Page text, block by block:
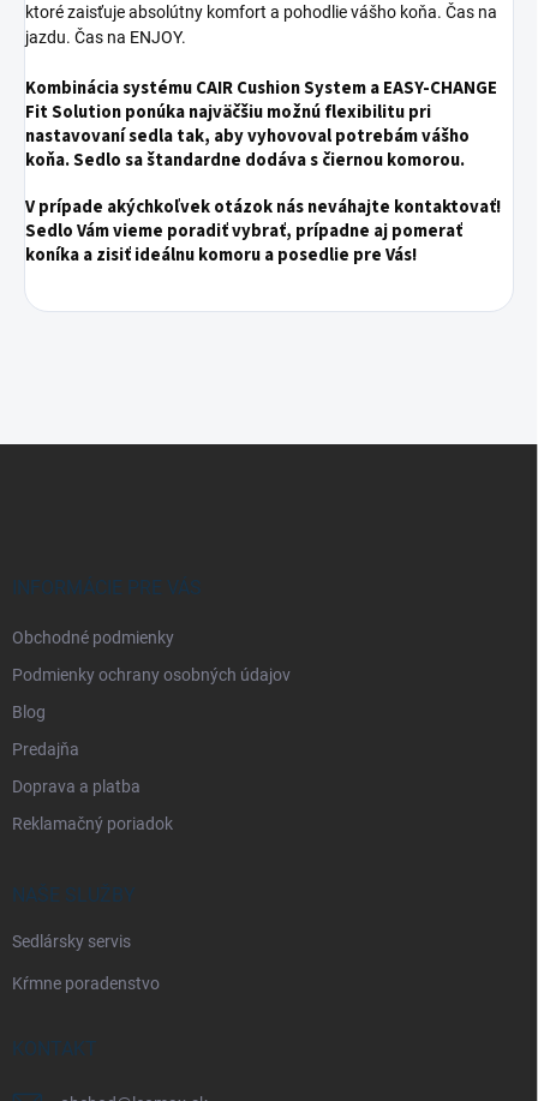
ktoré zaisťuje absolútny komfort a pohodlie vášho koňa. Čas na
jazdu. Čas na ENJOY.
Kombinácia systému CAIR Cushion System a EASY-CHANGE
Fit Solution ponúka najväčšiu možnú flexibilitu pri
nastavovaní sedla tak, aby vyhovoval potrebám vášho
koňa. Sedlo sa štandardne dodáva s čiernou komorou.
V prípade akýchkoľvek otázok nás neváhajte kontaktovať!
Sedlo Vám vieme poradiť vybrať, prípadne aj pomerať
koníka a zisiť ideálnu komoru a posedlie pre Vás!
INFORMÁCIE PRE VÁS
Obchodné podmienky
Podmienky ochrany osobných údajov
Blog
Predajňa
Doprava a platba
Reklamačný poriadok
NAŠE SLUŽBY
Sedlársky servis
Kŕmne poradenstvo
KONTAKT